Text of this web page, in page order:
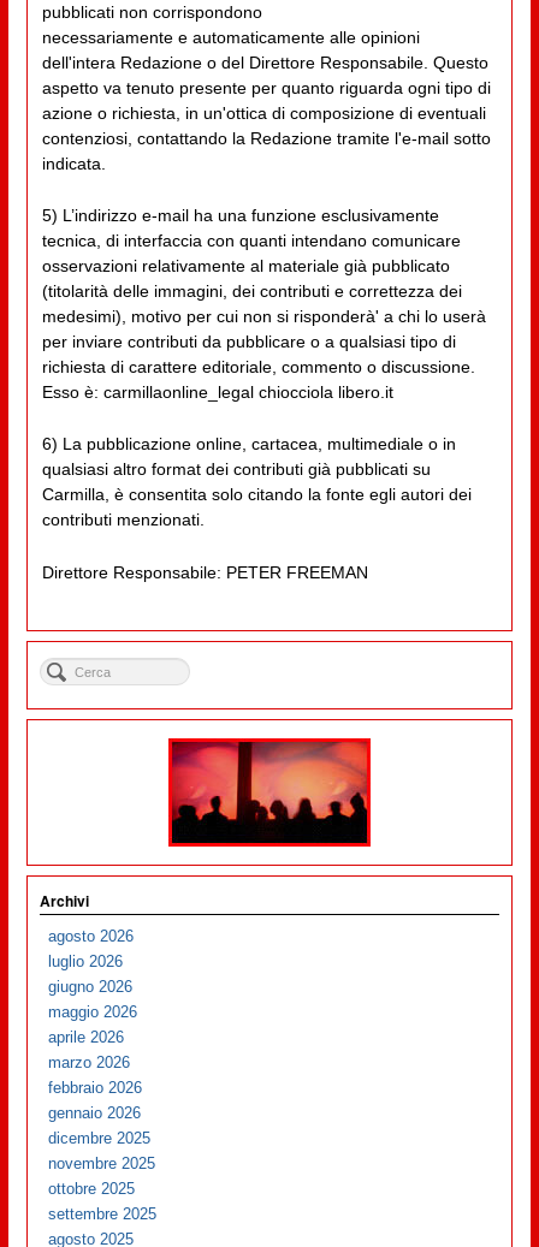
pubblicati non corrispondono
necessariamente e automaticamente alle opinioni
dell'intera Redazione o del Direttore Responsabile. Questo
aspetto va tenuto presente per quanto riguarda ogni tipo di
azione o richiesta, in un'ottica di composizione di eventuali
contenziosi, contattando la Redazione tramite l'e-mail sotto
indicata.
5) L’indirizzo e-mail ha una funzione esclusivamente
tecnica, di interfaccia con quanti intendano comunicare
osservazioni relativamente al materiale già pubblicato
(titolarità delle immagini, dei contributi e correttezza dei
medesimi), motivo per cui non si risponderà' a chi lo userà
per inviare contributi da pubblicare o a qualsiasi tipo di
richiesta di carattere editoriale, commento o discussione.
Esso è: carmillaonline_legal chiocciola libero.it
6) La pubblicazione online, cartacea, multimediale o in
qualsiasi altro format dei contributi già pubblicati su
Carmilla, è consentita solo citando la fonte egli autori dei
contributi menzionati.
Direttore Responsabile: PETER FREEMAN
Archivi
agosto 2026
luglio 2026
giugno 2026
maggio 2026
aprile 2026
marzo 2026
febbraio 2026
gennaio 2026
dicembre 2025
novembre 2025
ottobre 2025
settembre 2025
agosto 2025